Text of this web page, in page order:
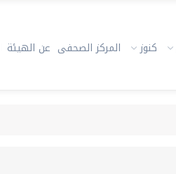
كنوز المركز الصحفى عن الهيئة